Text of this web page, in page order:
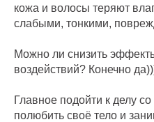
кожа и волосы теряют
слабыми, тонкими,
Можно ли снизить
воздействий? Конечно
Главное подойти к делу
полюбить своё тело и